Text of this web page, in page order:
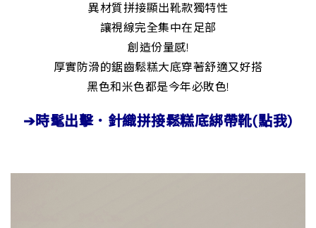
異材質拼接顯出靴款獨特性
讓視線完全集中在足部
創造份量感!
厚實防滑的鋸齒鬆糕大底穿著舒適又好搭
黑色和米色都是今年必敗色!
➔時髦出擊．針織拼接鬆糕底綁帶靴(點我)